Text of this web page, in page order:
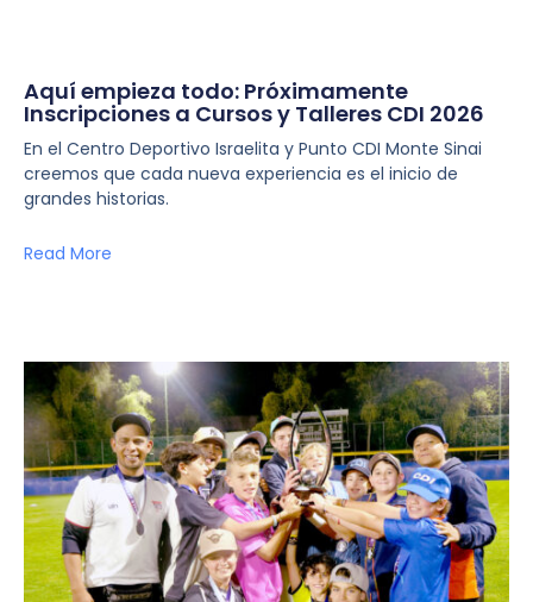
Aquí empieza todo: Próximamente
Inscripciones a Cursos y Talleres CDI 2026
En el Centro Deportivo Israelita y Punto CDI Monte Sinai
creemos que cada nueva experiencia es el inicio de
grandes historias.
Read More